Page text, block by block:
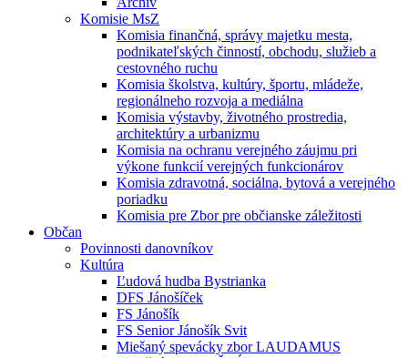
Komisie MsZ
Komisia finančná, správy majetku mesta,
podnikateľských činností, obchodu, služieb a
cestovného ruchu
Komisia školstva, kultúry, športu, mládeže,
regionálneho rozvoja a mediálna
Komisia výstavby, životného prostredia,
architektúry a urbanizmu
Komisia na ochranu verejného záujmu pri
výkone funkcií verejných funkcionárov
Komisia zdravotná, sociálna, bytová a verejného
poriadku
Komisia pre Zbor pre občianske záležitosti
Občan
Povinnosti danovníkov
Kultúra
Ľudová hudba Bystrianka
DFS Jánošíček
FS Jánošík
FS Senior Jánošík Svit
Miešaný spevácky zbor LAUDAMUS